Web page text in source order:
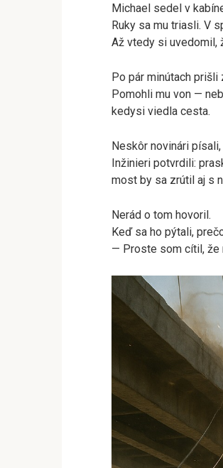
Michael sedel v
Ruky sa mu triasli. V
Až vtedy si uvedomil,
Po pár minútach prišli
Pomohli mu von —
kedysi viedla cesta.
Neskôr novinári
Inžinieri potvrdili:
most by sa zrútil aj s
Nerád o tom hovoril.
Keď sa ho pýtali,
— Proste som cítil, že